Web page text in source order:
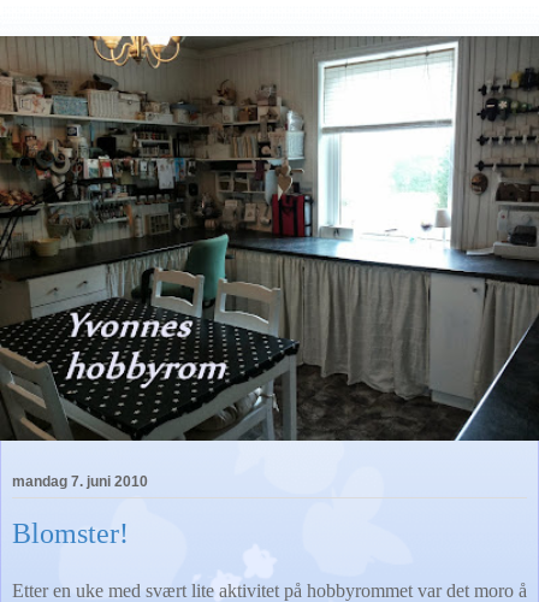
mandag 7. juni 2010
Blomster!
Etter en uke med svært lite aktivitet på hobbyrommet var det moro å